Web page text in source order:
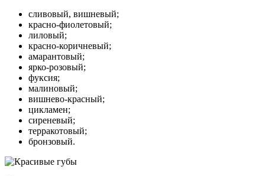
сливовый, вишневый;
красно-фиолетовый;
лиловый;
красно-коричневый;
амарантовый;
ярко-розовый;
фуксия;
малиновый;
вишнево-красный;
цикламен;
сиреневый;
терракотовый;
бронзовый.